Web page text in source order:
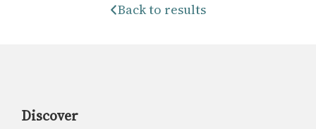
Back to results
Discover